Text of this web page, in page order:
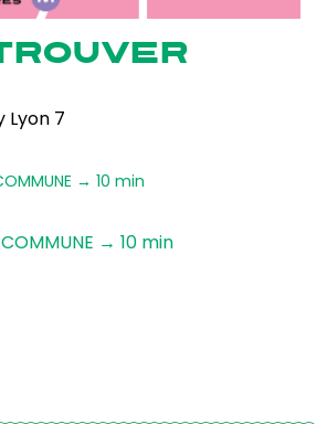
Lyon 7
→ 10 min
→ 10 min